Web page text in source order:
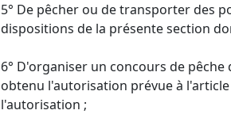
5° De pêcher ou de transporter des
dispositions de la présente section
6° D'organiser un concours de
obtenu l'autorisation prévue à
l'autorisation ;